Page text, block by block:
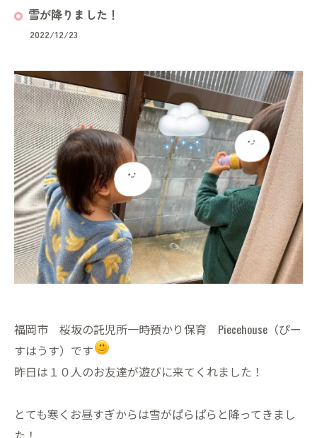
雪が降りました！
2022/12/23
福岡市 桜坂の託児所一時預かり保育 Piecehouse（ぴー
すはうす）です
昨日は１０人のお友達が遊びに来てくれました！
とても寒くお昼すぎからは雪がぱらぱらと降ってきまし